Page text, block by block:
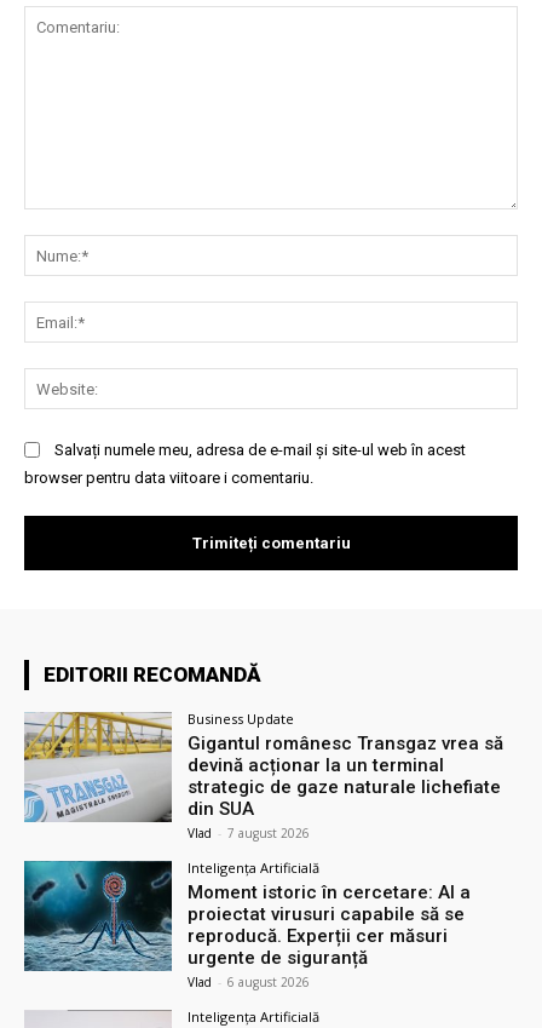
Salvați numele meu, adresa de e-mail și site-ul web în acest
browser pentru data viitoare i comentariu.
EDITORII RECOMANDĂ
Business Update
Gigantul românesc Transgaz vrea să
devină acționar la un terminal
strategic de gaze naturale lichefiate
din SUA
Vlad - 7 august 2026
Inteligența Artificială
Moment istoric în cercetare: AI a
proiectat virusuri capabile să se
reproducă. Experții cer măsuri
urgente de siguranță
Vlad - 6 august 2026
Inteligența Artificială